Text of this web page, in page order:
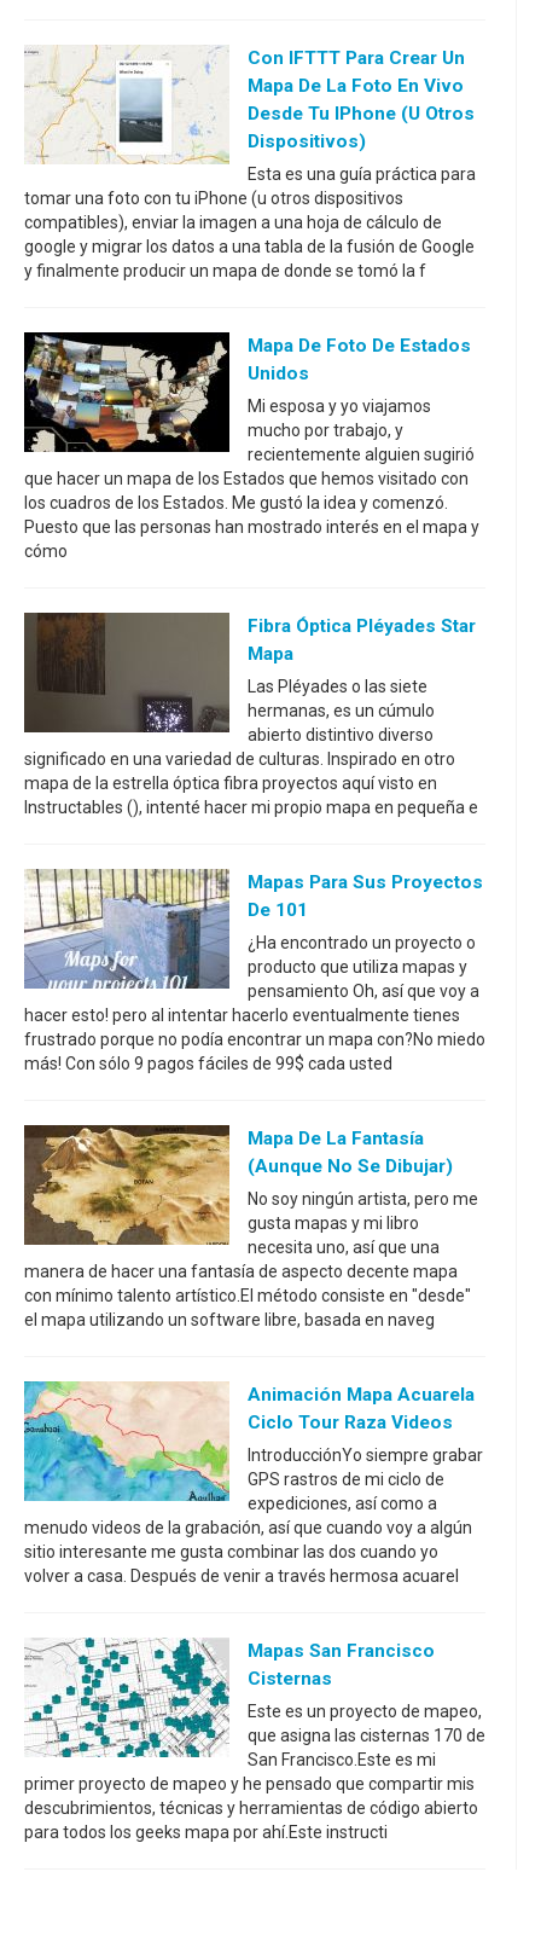
Con IFTTT Para Crear Un
Mapa De La Foto En Vivo
Desde Tu IPhone (u Otros
Dispositivos)
Esta es una guía práctica para
tomar una foto con tu iPhone (u otros dispositivos
compatibles), enviar la imagen a una hoja de cálculo de
google y migrar los datos a una tabla de la fusión de Google
y finalmente producir un mapa de donde se tomó la f
Mapa De Foto De Estados
Unidos
Mi esposa y yo viajamos
mucho por trabajo, y
recientemente alguien sugirió
que hacer un mapa de los Estados que hemos visitado con
los cuadros de los Estados. Me gustó la idea y comenzó.
Puesto que las personas han mostrado interés en el mapa y
cómo
Fibra Óptica Pléyades Star
Mapa
Las Pléyades o las siete
hermanas, es un cúmulo
abierto distintivo diverso
significado en una variedad de culturas. Inspirado en otro
mapa de la estrella óptica fibra proyectos aquí visto en
Instructables (), intenté hacer mi propio mapa en pequeña e
Mapas Para Sus Proyectos
De 101
¿Ha encontrado un proyecto o
producto que utiliza mapas y
pensamiento Oh, así que voy a
hacer esto! pero al intentar hacerlo eventualmente tienes
frustrado porque no podía encontrar un mapa con?No miedo
más! Con sólo 9 pagos fáciles de 99$ cada usted
Mapa De La Fantasía
(aunque No Se Dibujar)
No soy ningún artista, pero me
gusta mapas y mi libro
necesita uno, así que una
manera de hacer una fantasía de aspecto decente mapa
con mínimo talento artístico.El método consiste en "desde"
el mapa utilizando un software libre, basada en naveg
Animación Mapa Acuarela
Ciclo Tour Raza Videos
IntroducciónYo siempre grabar
GPS rastros de mi ciclo de
expediciones, así como a
menudo videos de la grabación, así que cuando voy a algún
sitio interesante me gusta combinar las dos cuando yo
volver a casa. Después de venir a través hermosa acuarel
Mapas San Francisco
Cisternas
Este es un proyecto de mapeo,
que asigna las cisternas 170 de
San Francisco.Este es mi
primer proyecto de mapeo y he pensado que compartir mis
descubrimientos, técnicas y herramientas de código abierto
para todos los geeks mapa por ahí.Este instructi